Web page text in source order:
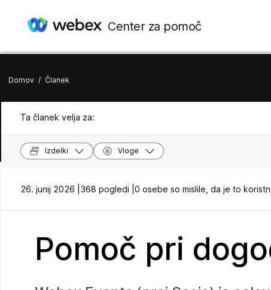
Center za pomoč
Domov / Članek
Ta članek velja za:
Izdelki Vloge
26. junij 2026 | 368 pogledi | 0 osebe so mislile, da je to
Pomoč pri